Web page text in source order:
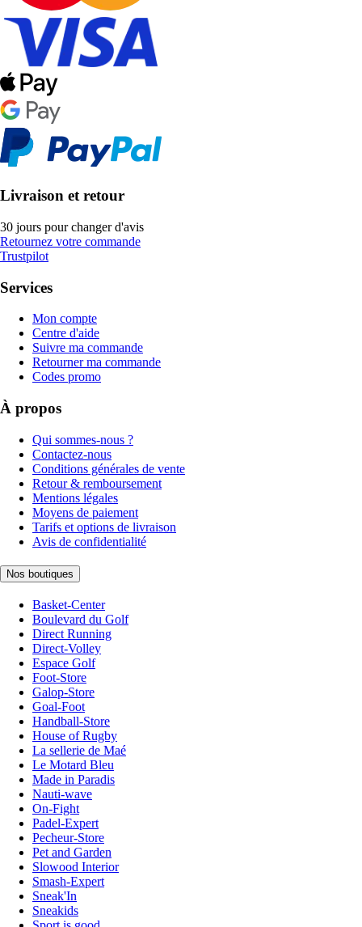
Livraison et retour
30 jours pour changer d'avis
Retournez votre commande
Trustpilot
Services
Mon compte
Centre d'aide
Suivre ma commande
Retourner ma commande
Codes promo
À propos
Qui sommes-nous ?
Contactez-nous
Conditions générales de vente
Retour & remboursement
Mentions légales
Moyens de paiement
Tarifs et options de livraison
Avis de confidentialité
Nos boutiques
Basket-Center
Boulevard du Golf
Direct Running
Direct-Volley
Espace Golf
Foot-Store
Galop-Store
Goal-Foot
Handball-Store
House of Rugby
La sellerie de Maé
Le Motard Bleu
Made in Paradis
Nauti-wave
On-Fight
Padel-Expert
Pecheur-Store
Pet and Garden
Slowood Interior
Smash-Expert
Sneak'In
Sneakids